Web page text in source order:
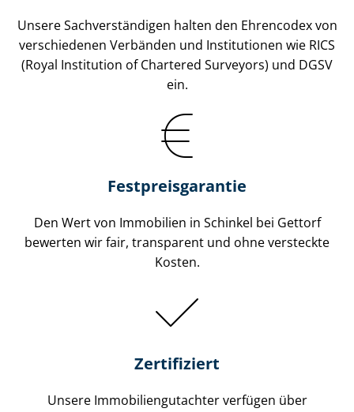
Unsere Sach­ver­stän­di­gen halten den Ehrencodex von
verschiedenen Verbänden und Institutionen wie RICS
(Royal Institution of Chartered Surveyors) und DGSV
ein.
Festpreis​garantie
Den Wert von Immobilien in Schinkel bei Gettorf
bewerten wir fair, transparent und ohne versteckte
Kosten.
Zertifiziert
Unsere Immobilien­gutachter verfügen über